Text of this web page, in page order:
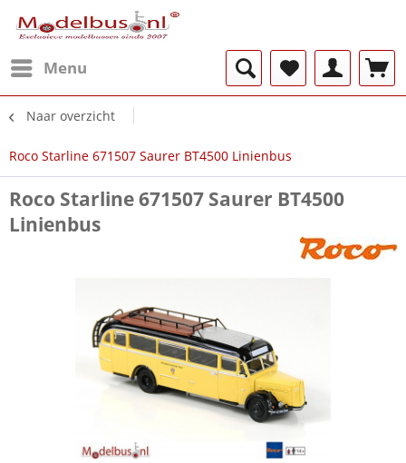
Menu
Naar overzicht
Roco Starline 671507 Saurer BT4500 Linienbus
Roco Starline 671507 Saurer BT4500
Linienbus